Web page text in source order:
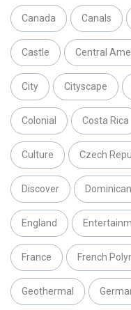
Canada Canals
Castle Central
City Cityscape
Colonial Costa Rica
Culture Czech
Discover
England
France French
Geothermal